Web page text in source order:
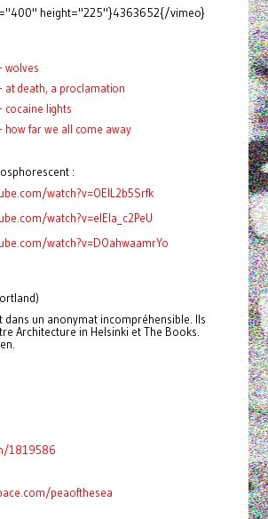
height="225"}4363652{/vimeo}
wolves
at death, a proclamation
cocaine lights
how far we all come away
:
watch?v=OElL2b5Srfk
watch?v=eIEIa_c2PeU
watch?v=DOahwaamrYo
dans un anonymat incompréhensible. Ils
Architecture in Helsinki et The Books.
1819586
peaofthesea